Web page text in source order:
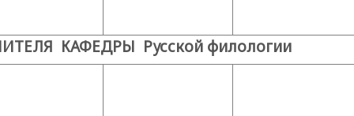
КАФЕДРЫ Русской филологии